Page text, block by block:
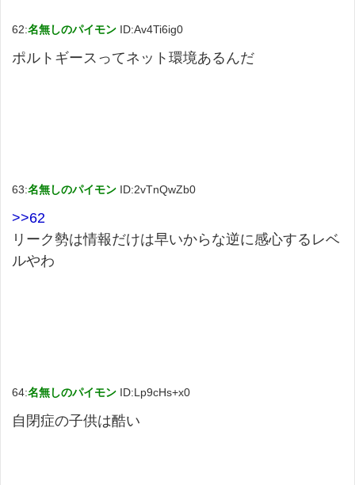
62:名無しのパイモン ID:Av4Ti6ig0
ポルトギースってネット環境あるんだ
63:名無しのパイモン ID:2vTnQwZb0
>>62
リーク勢は情報だけは早いからな逆に感心するレベ
ルやわ
64:名無しのパイモン ID:Lp9cHs+x0
自閉症の子供は酷い